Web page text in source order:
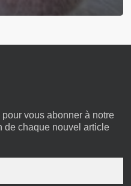
vous abonner à notre
de chaque nouvel article